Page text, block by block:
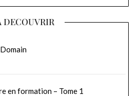
DECOUVRIR
en formation – Tome 1